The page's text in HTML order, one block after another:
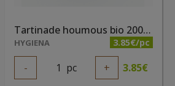
Tartinade houmous bio 200ml
HYGIENA 3.85€/pc
- 1 pc + 3.85€